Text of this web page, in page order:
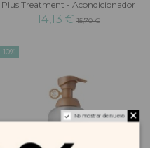
Plus Treatment - Acondicionador
14,13 € 15,70 €
-10%
No mostrar de nuevo